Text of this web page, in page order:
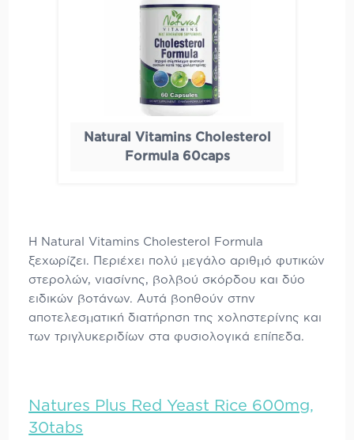
Natural Vitamins Cholesterol
Formula 60caps
H Natural Vitamins Cholesterol Formula
ξεχωρίζει. Περιέχει πολύ μεγάλο αριθμό φυτικών
στερολών, νιασίνης, βολβού σκόρδου και δύο
ειδικών βοτάνων. Αυτά βοηθούν στην
αποτελεσματική διατήρηση της χοληστερίνης και
των τριγλυκεριδίων στα φυσιολογικά επίπεδα.
Natures Plus Red Yeast Rice 600mg,
30tabs